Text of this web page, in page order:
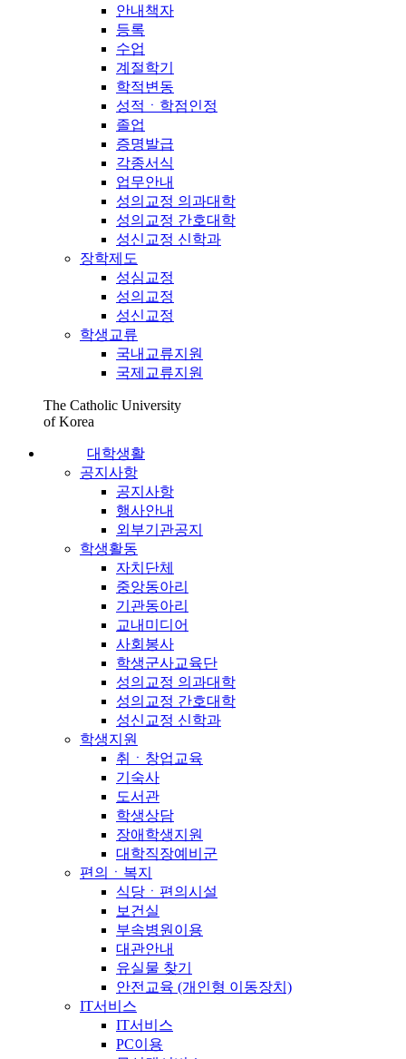
안내책자
등록
수업
계절학기
학적변동
성적ㆍ학점인정
졸업
증명발급
각종서식
업무안내
성의교정 의과대학
성의교정 간호대학
성신교정 신학과
장학제도
성심교정
성의교정
성신교정
학생교류
국내교류지원
국제교류지원
The Catholic University
of Korea
대학생활
공지사항
공지사항
행사안내
외부기관공지
학생활동
자치단체
중앙동아리
기관동아리
교내미디어
사회봉사
학생군사교육단
성의교정 의과대학
성의교정 간호대학
성신교정 신학과
학생지원
취ㆍ창업교육
기숙사
도서관
학생상담
장애학생지원
대학직장예비군
편의ㆍ복지
식당ㆍ편의시설
보건실
부속병원이용
대관안내
유실물 찾기
안전교육 (개인형 이동장치)
IT서비스
IT서비스
PC이용